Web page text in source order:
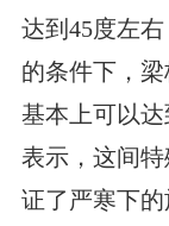
达到45度左
的条件下，梁
基本上可以
表示，这间
证了严寒下